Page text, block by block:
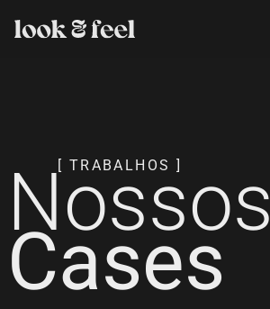
[ TRABALHOS ]
Nossos
Cases